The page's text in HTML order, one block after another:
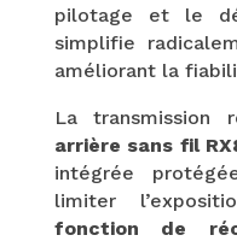
pilotage et le
simplifie
améliorant la
La transmission
arrière sans fil
intégrée
limiter
fonction de